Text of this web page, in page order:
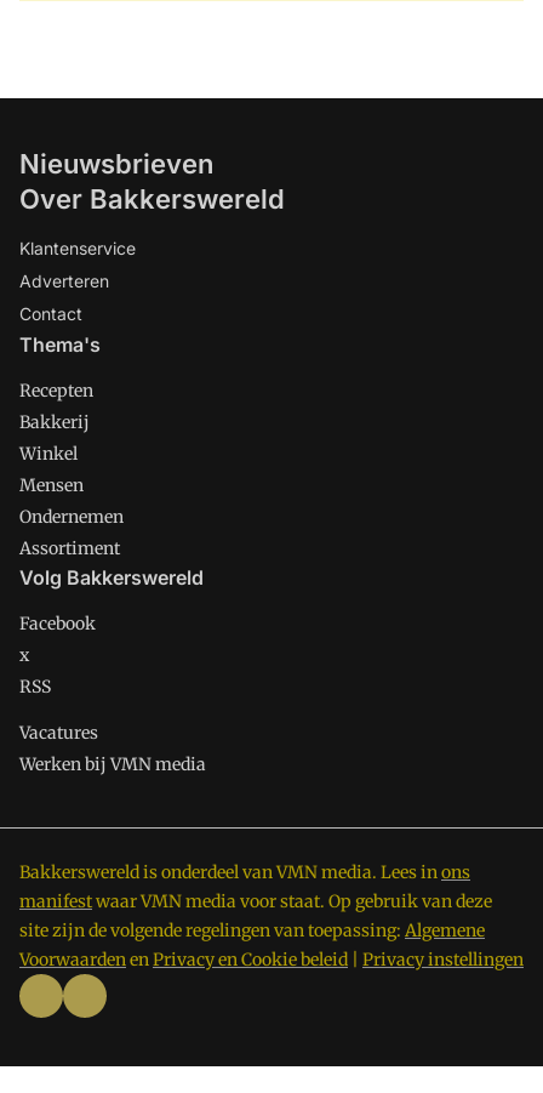
Nieuwsbrieven
Over Bakkerswereld
Klantenservice
Adverteren
Contact
Thema's
Recepten
Bakkerij
Winkel
Mensen
Ondernemen
Assortiment
Volg Bakkerswereld
Facebook
x
RSS
Vacatures
Werken bij VMN media
Bakkerswereld is onderdeel van VMN media. Lees inons
manifestwaar VMN media voor staat. Op gebruik van deze
site zijn de volgende regelingen van toepassing: Algemene
VoorwaardenenPrivacy en Cookie beleid Privacy instellingen